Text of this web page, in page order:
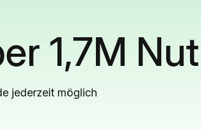
1,7M
jederzeit möglich